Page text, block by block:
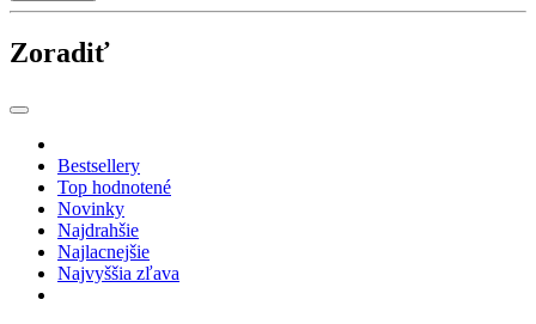
Zoradiť
Bestsellery
Top hodnotené
Novinky
Najdrahšie
Najlacnejšie
Najvyššia zľava